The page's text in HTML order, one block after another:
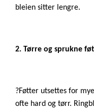
bleien sitter lengre.
2. Tørre og sprukne
?Føtter utsettes for
ofte hard og tørr.